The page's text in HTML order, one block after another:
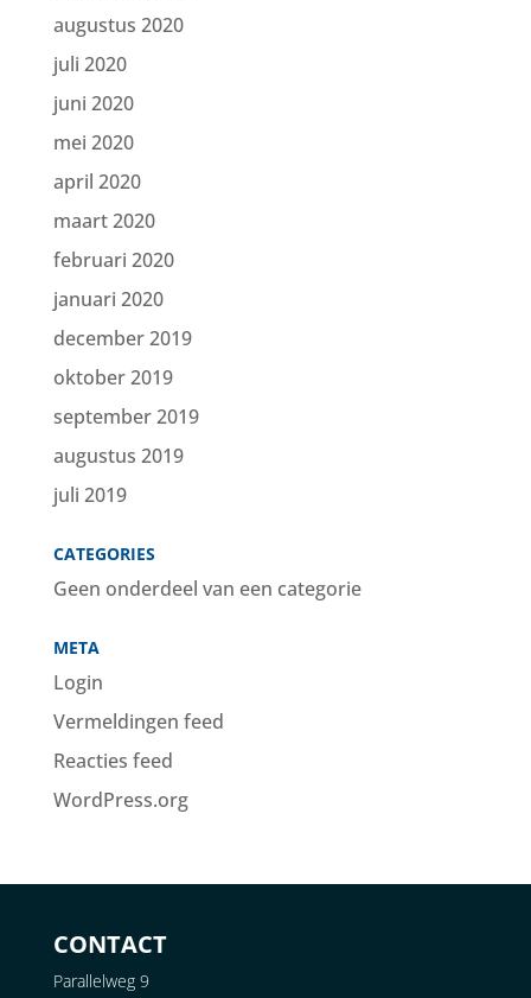
augustus 2020
juli 2020
juni 2020
mei 2020
april 2020
maart 2020
februari 2020
januari 2020
december 2019
oktober 2019
september 2019
augustus 2019
juli 2019
CATEGORIES
Geen onderdeel van een categorie
META
Login
Vermeldingen feed
Reacties feed
WordPress.org
CONTACT
Parallelweg 9